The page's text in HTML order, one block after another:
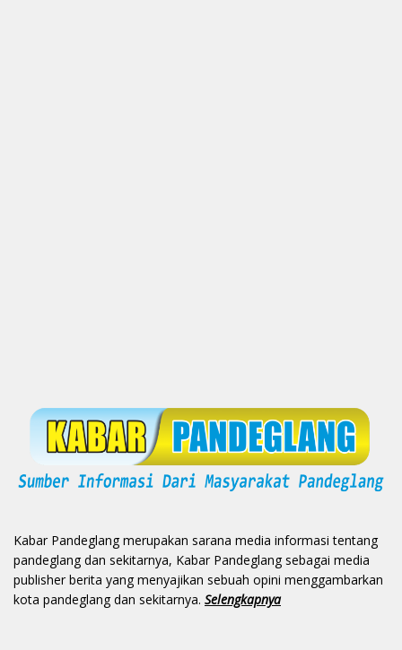
Kabar Pandeglang merupakan sarana media informasi tentang
pandeglang dan sekitarnya, Kabar Pandeglang sebagai media
publisher berita yang menyajikan sebuah opini menggambarkan
kota pandeglang dan sekitarnya. Selengkapnya